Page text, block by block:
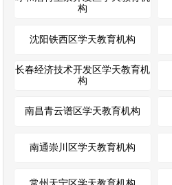
构
沈阳铁西区学天教育机构
长春经济技术开发区学天教育机
构
南昌青云谱区学天教育机构
南通崇川区学天教育机构